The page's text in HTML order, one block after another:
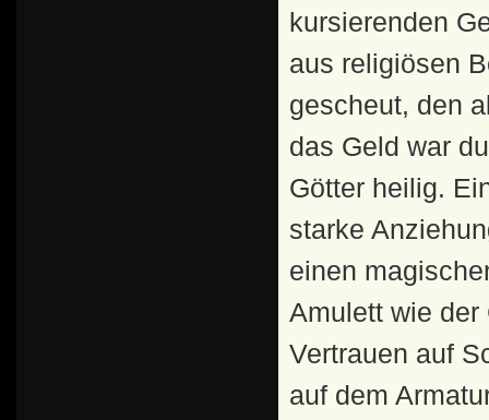
kursierenden
aus religiösen
gescheut, den
das Geld war
Götter heilig.
starke
einen
Amulett wie der
Vertrauen auf
auf dem